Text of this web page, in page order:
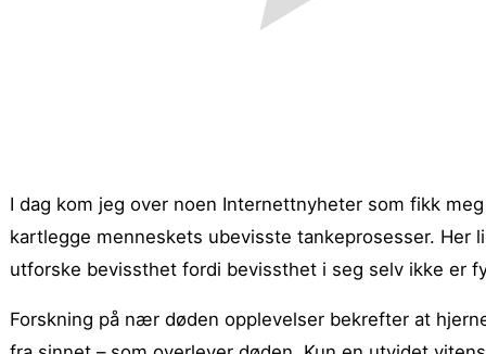
I dag kom jeg over noen Internettnyheter som fikk
kartlegge menneskets ubevisste tankeprosesser.
utforske bevissthet fordi bevissthet i seg selv ikke er
Forskning på nær døden opplevelser bekrefter at